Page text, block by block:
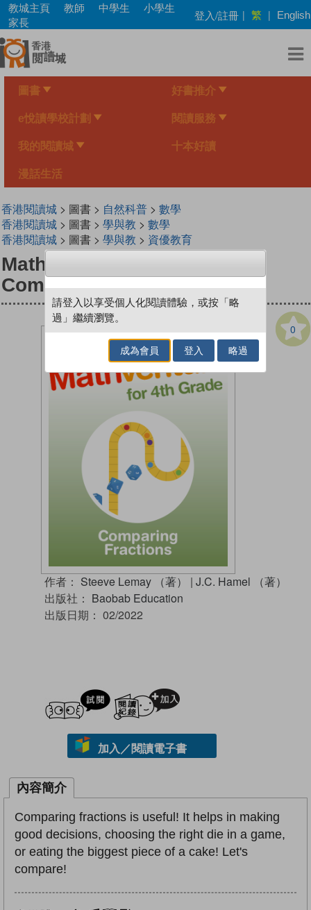
Skip
main
content
教城主頁 教師 中學生
小學生
家長
登入/註冊 | 繁 | English
圖書 好書推介
e悅讀學校計劃 閱讀服務
我的閱讀城 十本好讀
漫話生活
香港閱讀城> 圖書 > 自然科普> 數學
香港閱讀城> 圖書 > 學與教 > 數學
香港閱讀城> 圖書 > 學與教 > 資優教育
Mathventure for 4th Grade:
Comparing Fractions
0
作者： Steeve Lemay （著） | J.C. Hamel （著）
出版社： Baobab Education
出版日期： 02/2022
試閲
加入／閱讀電子書
內容簡介
Comparing fractions is useful! It helps in making
good decisions, choosing the right die in a game,
or eating the biggest piece of a cake! Let's
compare!
請登入以享受個人化閱讀體驗，或按「略
過」繼續瀏覽。
成為會員 登入 略過